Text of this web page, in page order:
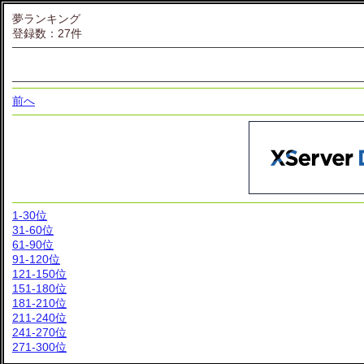
夢ランキング
登録数：27件
前へ
1-30位
31-60位
61-90位
91-120位
121-150位
151-180位
181-210位
211-240位
241-270位
271-300位